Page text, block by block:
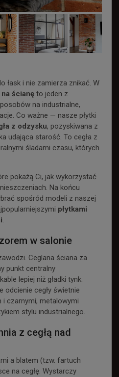
łask i nie zamierza znikać. W
ścianę to jeden z
na industrialne,
Co ważne — nasze płytki
z odzysku, pozyskiwana z
udająca starość. To cegła z
śladami czasu, których
pokażą Ci, jak wykorzystać
Na końcu
spośród modeli z naszej
płytkami
.
w salonie
Ceglana ściana za
punkt centralny
lepiej niż gładki tynk.
odcienie cegły świetnie
i czarnymi, metalowymi
stylu industrialnego.
z cegłą nad
a blatem (tzw. fartuch
na cegłę. Wystarczy